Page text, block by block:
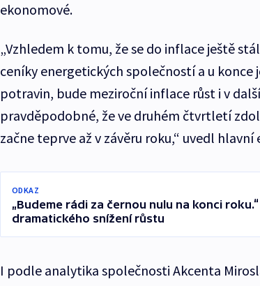
ekonomové.
„Vzhledem k tomu, že se do inflace ještě
ceníky energetických společností a u konce
potravin, bude meziroční inflace růst i v
pravděpodobné, že ve druhém čtvrtletí
začne teprve až v závěru roku,“ uvedl
ODKAZ
„Budeme rádi za černou nulu na konci
dramatického snížení růstu
I podle analytika společnosti Akcenta